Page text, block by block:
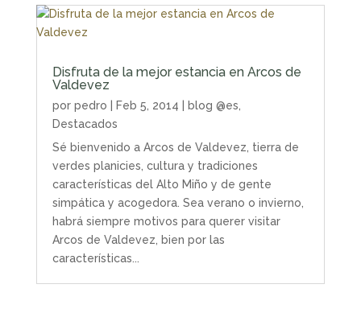
Disfruta de la mejor estancia en Arcos de
Valdevez
por pedro Feb 5, 2014 blog @es
Destacados
Sé bienvenido a Arcos de Valdevez, tierra de
verdes planicies, cultura y tradiciones
características del Alto Miño y de gente
simpática y acogedora. Sea verano o invierno,
habrá siempre motivos para querer visitar
Arcos de Valdevez, bien por las
características...